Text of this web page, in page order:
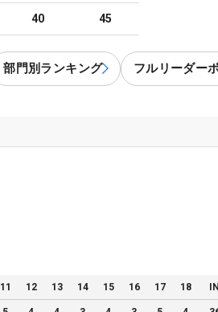
40 45
部門別ランキング フルリーダー
11 12 13 14 15 16 17 18